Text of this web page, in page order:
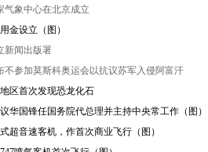
气象中心在北京成立
金设立（图）
新闻出版署
不参加莫斯科奥运会以抗议苏军入侵阿富汗
区首次发现恐龙化石
华国锋任国务院代总理并主持中央常工作（图）
超音速客机，作首次商业飞行（图）